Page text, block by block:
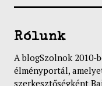
Rólunk
A blogSzolnok
élményportál,
szerkesztőségként